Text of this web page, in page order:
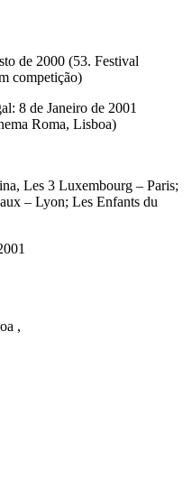
de 2000 (53. Festival
competição)
8 de Janeiro de 2001
Roma, Lisboa)
Les 3 Luxembourg – Paris;
– Lyon; Les Enfants du
,